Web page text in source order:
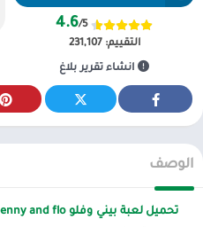
4.6/5
التقييم:231,107
انشاء تقرير بلاغ
الوصف
تحميل لعبة بيني وفلو penny and flo